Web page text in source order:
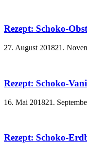
Rezept: Schoko-
27. August 201821.
Rezept: Schoko-
16. Mai 201821.
Rezept: Schoko-